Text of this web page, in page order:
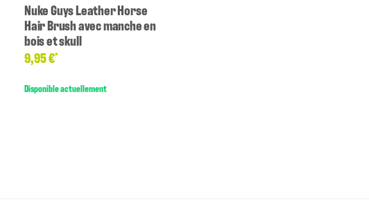
Nuke Guys Leather Horse
Hair Brush avec manche en
bois et skull
9,95 €*
Disponible actuellement